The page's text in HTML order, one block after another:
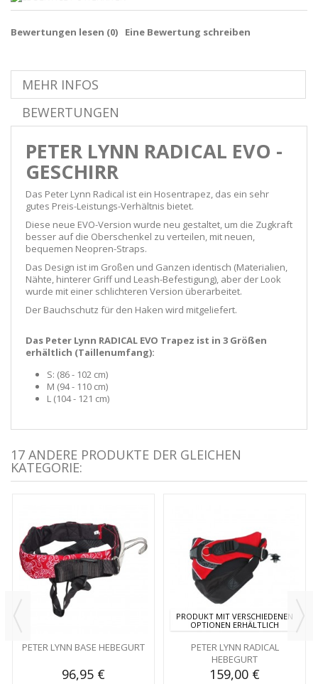
Bewertungen lesen (0) Eine Bewertung schreiben
MEHR INFOS
BEWERTUNGEN
PETER LYNN RADICAL EVO -
GESCHIRR
Das Peter Lynn Radical ist ein Hosentrapez, das ein sehr
gutes Preis-Leistungs-Verhältnis bietet.
Diese neue EVO-Version wurde neu gestaltet, um die Zugkraft
besser auf die Oberschenkel zu verteilen, mit neuen,
bequemen Neopren-Straps.
Das Design ist im Großen und Ganzen identisch (Materialien,
Nähte, hinterer Griff und Leash-Befestigung), aber der Look
wurde mit einer schlichteren Version überarbeitet.
Der Bauchschutz für den Haken wird mitgeliefert.
Das Peter Lynn RADICAL EVO Trapez ist in 3 Größen
erhältlich (Taillenumfang):
S: (86 - 102 cm)
M (94 - 110 cm)
L (104 - 121 cm)
17 ANDERE PRODUKTE DER GLEICHEN
KATEGORIE:
PETER LYNN BASE HEBEGURT
96,95 €
PRODUKT MIT VERSCHIEDENEN
OPTIONEN ERHÄLTLICH
PETER LYNN RADICAL
HEBEGURT
159,00 €